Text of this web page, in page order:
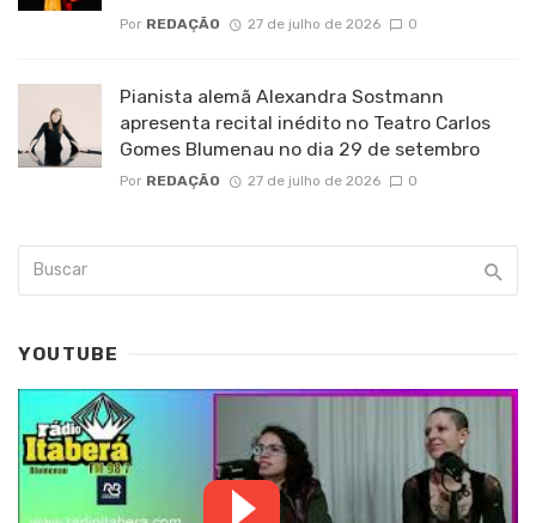
Por REDAÇÃO 27 de julho de 2026 0
Pianista alemã Alexandra Sostmann
apresenta recital inédito no Teatro Carlos
Gomes Blumenau no dia 29 de setembro
Por REDAÇÃO 27 de julho de 2026 0
YOUTUBE